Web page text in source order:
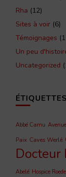
Rha (12)
Sites à voir (6)
Témoignages
Un peu
Uncategorized
ÉTIQUETTES
Abbé Camu
Paix Caves Werlé
Docteur
Abelé Hospice